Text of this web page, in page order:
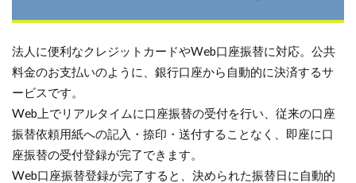
法人に便利なクレジットカードやWeb口座振替に対応。公共
料金のお支払いのように、銀行口座から自動的に決済するサ
ービスです。
Web上でリアルタイムに口座振替の受付を行い、従来の口座
振替依頼用紙への記入・捺印・送付することなく、即座に口
座振替の受付登録が完了できます。
Web口座振替登録が完了すると、決められた振替日に自動的